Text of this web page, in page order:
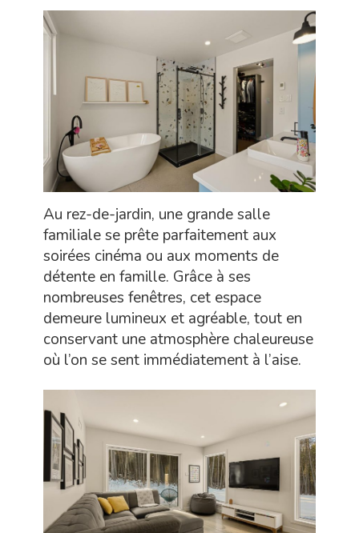
Au rez-de-jardin, une grande salle
familiale se prête parfaitement aux
soirées cinéma ou aux moments de
détente en famille. Grâce à ses
nombreuses fenêtres, cet espace
demeure lumineux et agréable, tout en
conservant une atmosphère chaleureuse
où l’on se sent immédiatement à l’aise.